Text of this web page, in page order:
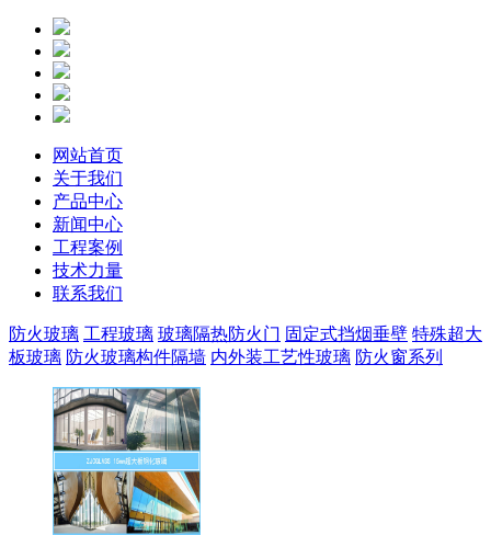
网站首页
关于我们
产品中心
新闻中心
工程案例
技术力量
联系我们
防火玻璃 工程玻璃 玻璃隔热防火门 固定式挡烟垂壁 特殊超大
板玻璃 防火玻璃构件隔墙 内外装工艺性玻璃 防火窗系列